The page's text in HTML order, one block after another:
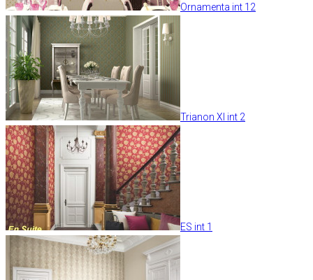
Ornamenta int 12
Trianon XI int 2
ES int 1